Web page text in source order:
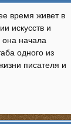
время живет в
искусств и
она начала
одного из
писателя и